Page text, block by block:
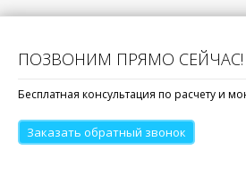
ПОЗВОНИМ ПРЯМО СЕЙЧАС!
Бесплатная консультация по расчету и
Заказать обратный звонок